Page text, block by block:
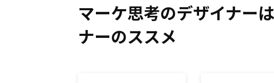
マーケ思考のデザイナー
ナーのススメ